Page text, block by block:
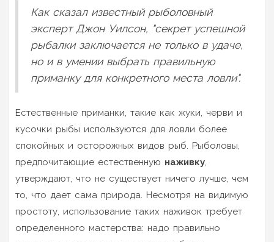
Как сказал известный рыболовный
эксперт Джон Уилсон, "секрет успешной
рыбалки заключается не только в удаче,
но и в умении выбрать правильную
приманку для конкретного места ловли".
Естественные приманки, такие как жуки, черви и
кусочки рыбы используются для ловли более
спокойных и осторожных видов рыб. Рыболовы,
предпочитающие естественную наживку,
утверждают, что не существует ничего лучше, чем
то, что дает сама природа. Несмотря на видимую
простоту, использование таких наживок требует
определенного мастерства: надо правильно